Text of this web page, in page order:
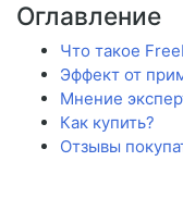
Оглавление
Что такое
Эффект от
Мнение
Как купить?
Отзывы